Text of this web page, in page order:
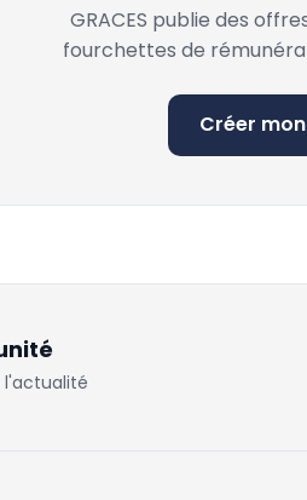
GRACES publie des
fourchettes de
Créer
l'actualité